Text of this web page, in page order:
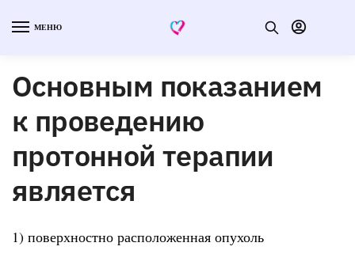
МЕНЮ
Основным показанием
к проведению
протонной терапии
является
1) поверхностно расположенная опухоль